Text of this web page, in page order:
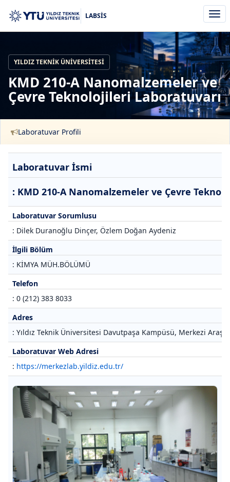
aç/
LABSİS
YILDIZ TEKNIK ÜNIVERSITESI
KMD 210-A Nanomalzemeler ve
Çevre Teknolojileri Laboratuvarı
Laboratuvar Profili
Laboratuvar İsmi
: KMD 210-A Nanomalzemeler ve Çevre
Laboratuvar Sorumlusu
: Dilek Duranoğlu Dinçer, Özlem Doğan Aydeniz
İlgili Bölüm
: KİMYA MÜH.BÖLÜMÜ
Telefon
: 0 (212) 383 8033
Adres
: Yıldız Teknik Üniversitesi Davutpaşa Kampüsü, Merkezi
Laboratuvar Web Adresi
: https://merkezlab.yildiz.edu.tr/